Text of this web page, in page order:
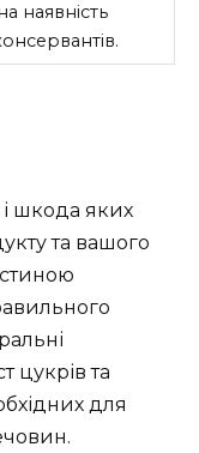
наявність
і шкода яких
та вашого
цукрів та
для